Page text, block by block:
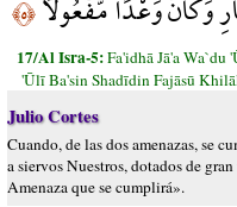
﴿٥﴾
17/Al Isra-5:Fa'idhā Jā'a Wa`du
'Ūlī Ba'sin Shadīdin Fajāsū
Julio Cortes
Cuando, de las dos amenazas, se
a siervos Nuestros, dotados de
Amenaza que se cumplirá».